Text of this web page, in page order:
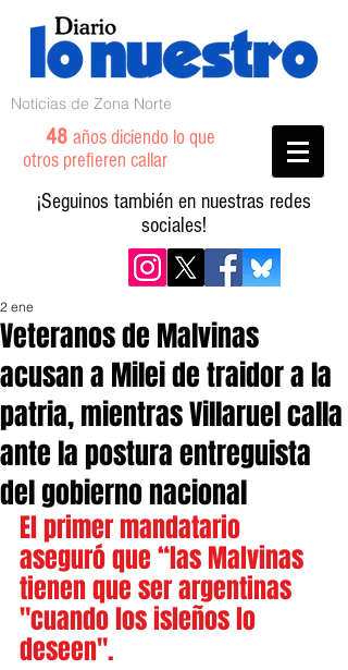
Noticias de Zona Norte
48 años diciendo lo que
otros prefieren callar
¡Seguinos también en nuestras redes
sociales!
Veteranos de Malvinas
acusan a Milei de traidor a la
patria, mientras Villaruel calla
ante la postura entreguista
del gobierno nacional
2 ene
El primer mandatario
aseguró que “las Malvinas
tienen que ser argentinas
"cuando los isleños lo
deseen".